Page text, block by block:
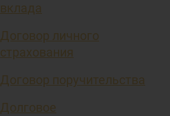
вклада
Договор личного
страхования
Договор поручительства
Долговое